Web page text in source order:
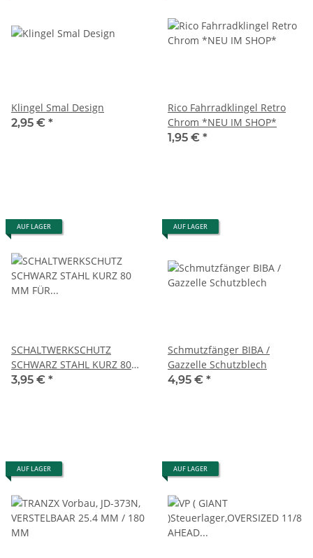
Klingel Smal Design
2,95 € *
Rico Fahrradklingel Retro
Chrom *NEU IM SHOP*
1,95 € *
AUF LAGER
SCHALTWERKSCHUTZ
SCHWARZ STAHL KURZ 80
MM FÜR ACHSBEFESTIGUN
3,95 € *
AUF LAGER
Schmutzfänger BIBA /
Gazzelle Schutzblech
4,95 € *
AUF LAGER AUF LAGER